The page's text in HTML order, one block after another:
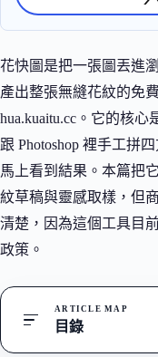
花快圖是把一張圖丟進
產出整張無縫花紋的免
hua.kuaitu.cc。它的核心
跟 Photoshop 裡手工拼
馬上看到結果。本篇把
紋草稿與靈感取樣，但
清楚，因為這個工具目
政策。
ARTICLE MAP
目錄